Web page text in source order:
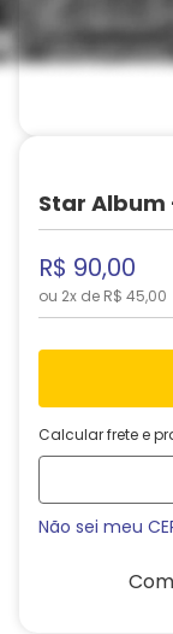
Star Album
R$ 90,00
ou 2x de R$ 45,00
Calcular frete e
Não sei meu